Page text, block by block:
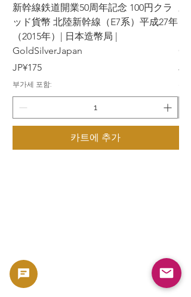
新幹線鉄道開業50周年記念 100円クラ
ッド貨幣 北陸新幹線（E7系）平成27年
（2015年）| 日本造幣局 |
GoldSilverJapan
가격
JP¥175
부가세 포함:
카트에 추가